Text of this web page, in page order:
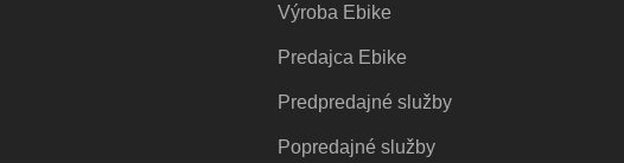
Výroba Ebike
Predajca Ebike
Predpredajné služby
Popredajné služby